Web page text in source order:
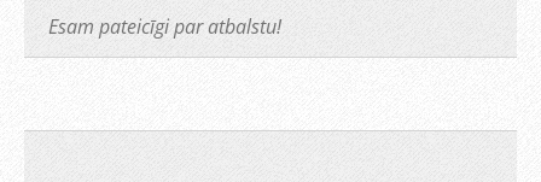
Esam pateicīgi par atbalstu!